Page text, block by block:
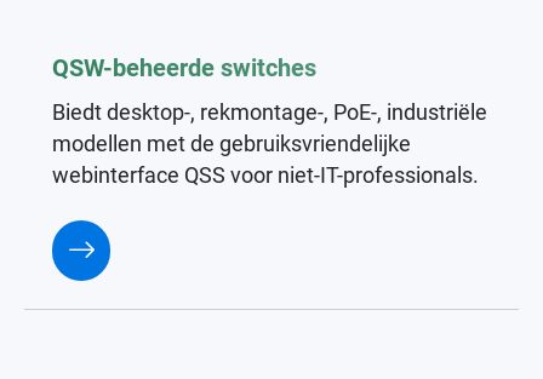
QSW-beheerde switches
Biedt desktop-, rekmontage-, PoE-, industriële
modellen met de gebruiksvriendelijke
webinterface QSS voor niet-IT-professionals.